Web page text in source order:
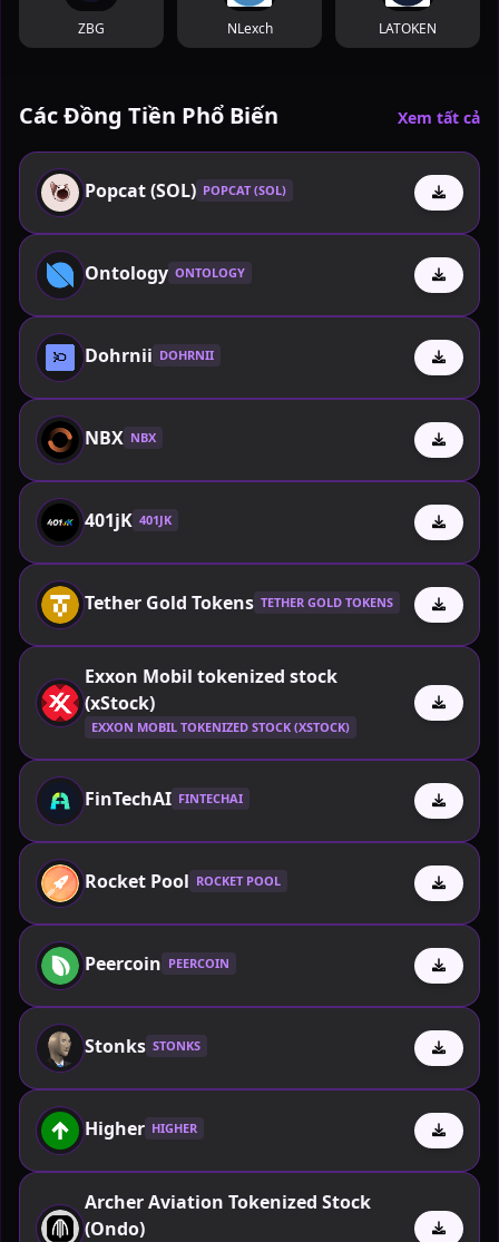
ZBG NLexch LATOKEN
Các Đồng Tiền Phổ Biến Xem tất cả
Popcat (SOL) POPCAT (SOL)
Ontology ONTOLOGY
Dohrnii DOHRNII
NBX NBX
401jK 401JK
Tether Gold Tokens TETHER GOLD TOKENS
Exxon Mobil tokenized stock
(xStock)
EXXON MOBIL TOKENIZED STOCK (XSTOCK)
FinTechAI FINTECHAI
Rocket Pool ROCKET POOL
Peercoin PEERCOIN
Stonks STONKS
Higher HIGHER
Archer Aviation Tokenized Stock
(Ondo)